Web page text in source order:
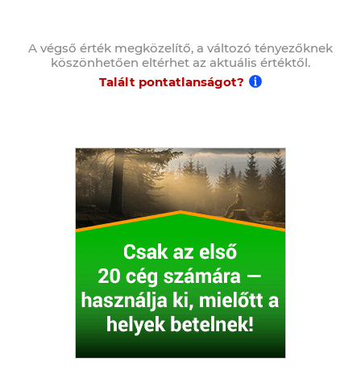
A végső érték megközelítő, a változó tényezőknek
köszönhetően eltérhet az aktuális értéktől.
Talált pontatlanságot?